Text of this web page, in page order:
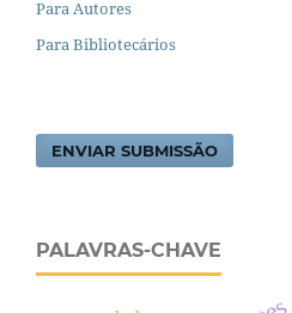
Para Autores
Para Bibliotecários
ENVIAR SUBMISSÃO
PALAVRAS-CHAVE